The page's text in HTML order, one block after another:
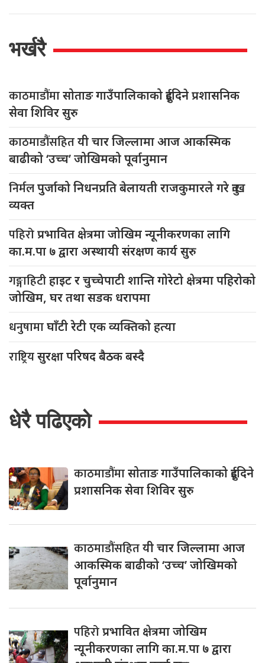
भर्खरै
काठमाडौंमासोताङ गाउँपालिकाको दुईदिने प्रशासनिक
सेवा शिविर सुरु
काठमाडौंसहितयी चार जिल्लामा आज आकस्मिक
बाढीको ‘उच्च’ जोखिमको पूर्वानुमान
निर्मलपुर्जाको निधनप्रति बेलायती राजकुमारले गरे दुःख
व्यक्त
पहिरोप्रभावित क्षेत्रमा जोखिम न्यूनीकरणका लागि
का.म.पा ७ द्वारा अस्थायी संरक्षण कार्य सुरु
गङ्गाहिटीहाइट र चुच्चेपाटी शान्ति गोरेटो क्षेत्रमा पहिरोको
जोखिम, घर तथा सडक धरापमा
धनुषामाघाँटी रेटी एक व्यक्तिको हत्या
राष्ट्रियसुरक्षा परिषद बैठक बस्दै
धेरै पढिएको
काठमाडौंमासोताङ गाउँपालिकाको दुईदिने
प्रशासनिक सेवा शिविर सुरु
काठमाडौंसहितयी चार जिल्लामा आज
आकस्मिक बाढीको ‘उच्च’ जोखिमको
पूर्वानुमान
पहिरोप्रभावित क्षेत्रमा जोखिम
न्यूनीकरणका लागि का.म.पा ७ द्वारा